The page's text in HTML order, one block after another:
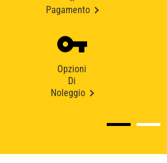
Pagamento
Opzioni
Di
Noleggio